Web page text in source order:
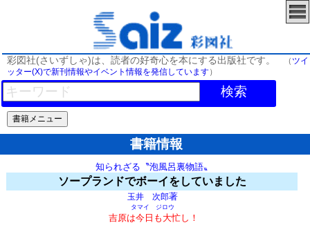
彩図社(さいずしゃ)は、読者の好奇心を本にする出版社です。 （ ツイ
ッター(X)で新刊情報やイベント情報を発信しています）
検索
書籍情報
知られざる〝泡風呂裏物語〟
ソープランドでボーイをしていました
玉井 次郎著
タマイ ジロウ
吉原は今日も大忙し！